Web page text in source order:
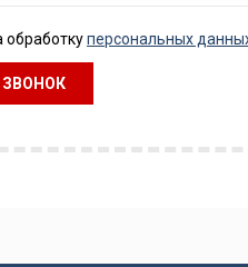
обработкуперсональных